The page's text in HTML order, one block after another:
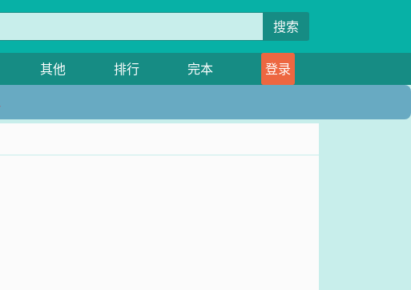
搜索
其他 排行 完本
登录